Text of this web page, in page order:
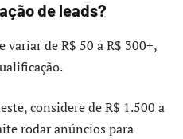
de leads?
variar de R$ 50 a R$ 300+,
considere de R$ 1.500 a
rodar anúncios para